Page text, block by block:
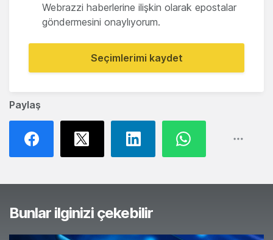
Paylaş
Webrazzi haberlerine ilişkin olarak epostalar
göndermesini onaylıyorum.
Seçimlerimi kaydet
Bunlar ilginizi çekebilir